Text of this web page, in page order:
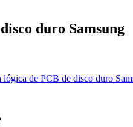
duro Samsung
de PCB de disco duro